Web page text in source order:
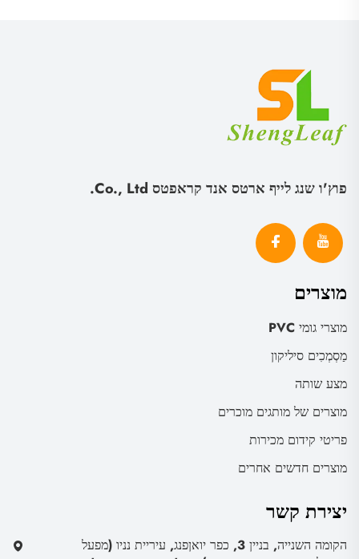
פוץ'ו שנג לייף ארטס אנד קראפטס Co., Ltd.
מוצרים
מוצרי גומי PVC
מַסְמְכִים סיליקון
מצע שותה
מוצרים של מותגים מוכרים
פריטי קידום מכירות
מוצרים חדשים אחרים
יצירת קשר
הקומה השנייה, בניין 3, כפר יואןפנג, עיריית נניו (מפעל